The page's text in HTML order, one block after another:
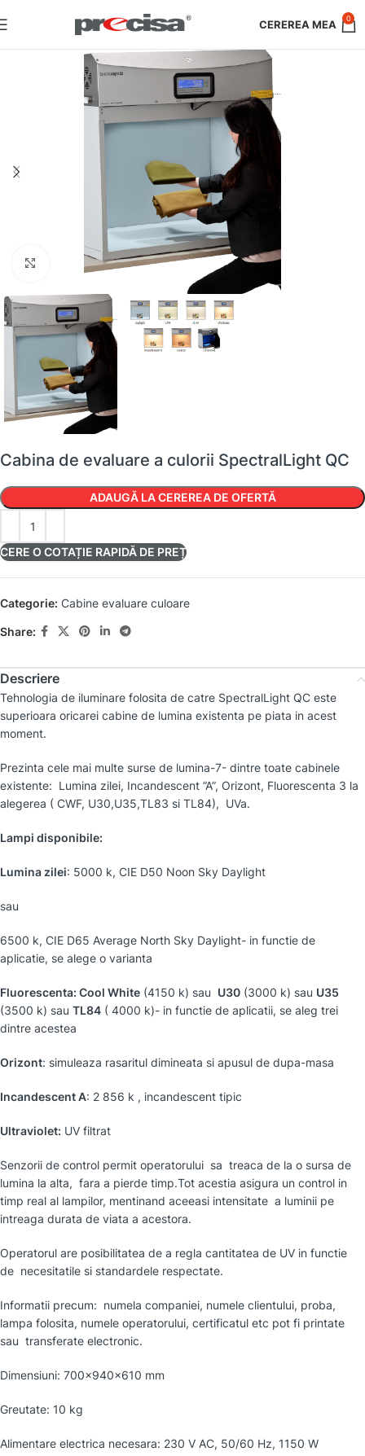
0
Faceți clic pentru a mări
Cabina de evaluare a culorii SpectralLight QC
ADAUGĂ LA CEREREA DE OFERTĂ
CERE O COTAȚIE RAPIDĂ DE PREȚ
Categorie: Cabine evaluare culoare
Share:
Descriere
Tehnologia de iluminare folosita de catre SpectralLight QC este
superioara oricarei cabine de lumina existenta pe piata in acest
moment.
Prezinta cele mai multe surse de lumina-7- dintre toate cabinele
existente: Lumina zilei, Incandescent ”A”, Orizont, Fluorescenta 3 la
alegerea ( CWF, U30,U35,TL83 si TL84), UVa.
Lampi disponibile:
Lumina zilei: 5000 k, CIE D50 Noon Sky Daylight
sau
6500 k, CIE D65 Average North Sky Daylight- in functie de
aplicatie, se alege o varianta
Fluorescenta: Cool White (4150 k) sau U30 (3000 k) sau U35
(3500 k) sau TL84 ( 4000 k)- in functie de aplicatii, se aleg trei
dintre acestea
Orizont: simuleaza rasaritul dimineata si apusul de dupa-masa
Incandescent A: 2 856 k , incandescent tipic
Ultraviolet: UV filtrat
Senzorii de control permit operatorului sa treaca de la o sursa de
lumina la alta, fara a pierde timp.Tot acestia asigura un control in
timp real al lampilor, mentinand aceeasi intensitate a luminii pe
intreaga durata de viata a acestora.
Operatorul are posibilitatea de a regla cantitatea de UV in functie
de necesitatile si standardele respectate.
Informatii precum: numela companiei, numele clientului, proba,
lampa folosita, numele operatorului, certificatul etc pot fi printate
sau transferate electronic.
Dimensiuni: 700x940x610 mm
Greutate: 10 kg
Alimentare electrica necesara: 230 V AC, 50/60 Hz, 1150 W